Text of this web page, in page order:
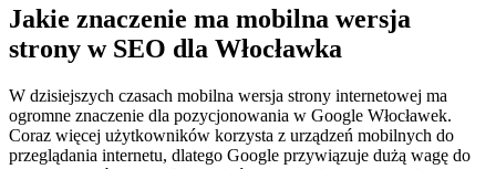
Jakie znaczenie ma mobilna wersja
strony w SEO dla Włocławka
W dzisiejszych czasach mobilna wersja strony internetowej ma
ogromne znaczenie dla pozycjonowania w Google Włocławek.
Coraz więcej użytkowników korzysta z urządzeń mobilnych do
przeglądania internetu, dlatego Google przywiązuje dużą wagę do